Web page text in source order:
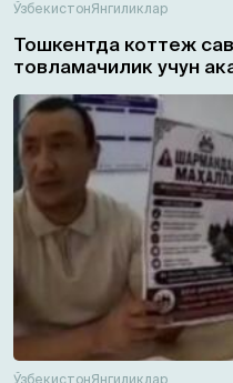
ЎзбекистонЯнгиликлар
Тошкентда коттеж
товламачилик учун
ЎзбекистонЯнгиликлар